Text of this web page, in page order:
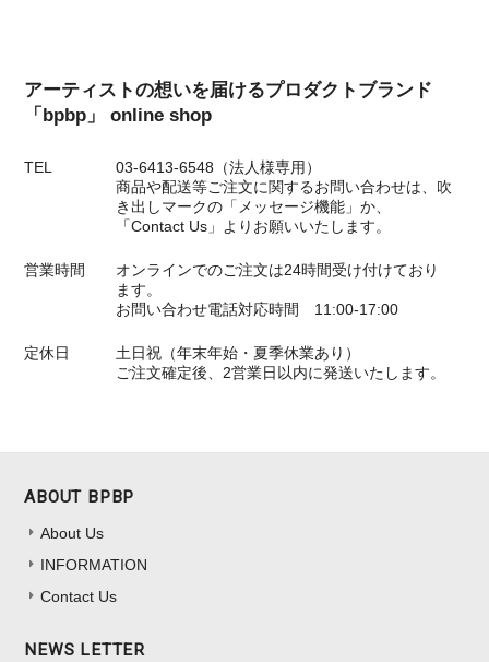
アーティストの想いを届けるプロダクトブランド
「bpbp」 online shop
TEL
03-6413-6548（法人様専用）
商品や配送等ご注文に関するお問い合わせは、吹
き出しマークの「メッセージ機能」か、
「Contact Us」よりお願いいたします。
営業時間
オンラインでのご注文は24時間受け付けており
ます。
お問い合わせ電話対応時間 11:00-17:00
定休日
土日祝（年末年始・夏季休業あり）
ご注文確定後、2営業日以内に発送いたします。
ABOUT BPBP
About Us
INFORMATION
Contact Us
NEWS LETTER